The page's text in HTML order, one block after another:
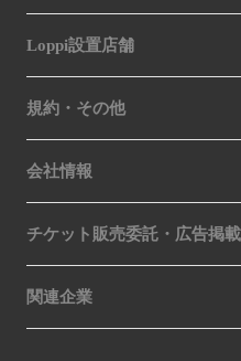
Loppi設置店舗
規約・その他
会社情報
チケット販売委託・広告掲載
関連企業